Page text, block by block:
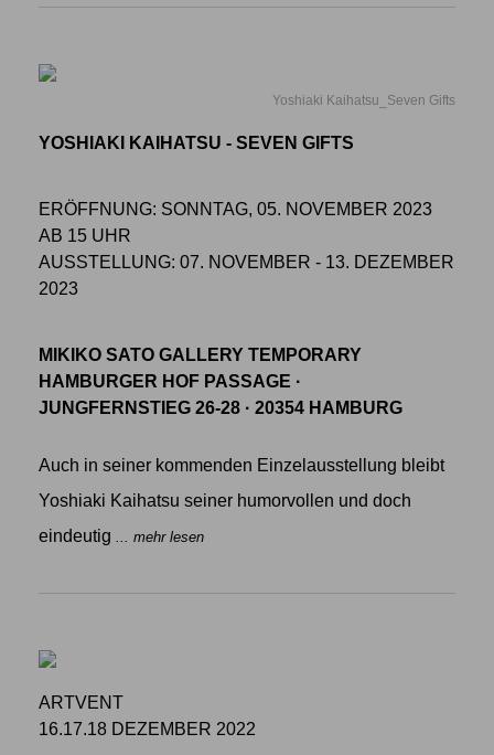
Yoshiaki Kaihatsu_Seven Gifts
YOSHIAKI KAIHATSU - SEVEN GIFTS
ERÖFFNUNG: SONNTAG, 05. NOVEMBER 2023
AB 15 UHR
AUSSTELLUNG: 07. NOVEMBER - 13. DEZEMBER
2023
MIKIKO SATO GALLERY TEMPORARY
HAMBURGER HOF PASSAGE ·
JUNGFERNSTIEG 26-28 · 20354 HAMBURG
Auch in seiner kommenden Einzelausstellung bleibt
Yoshiaki Kaihatsu seiner humorvollen und doch
eindeutig
... mehr lesen
ARTVENT
16.17.18 DEZEMBER 2022